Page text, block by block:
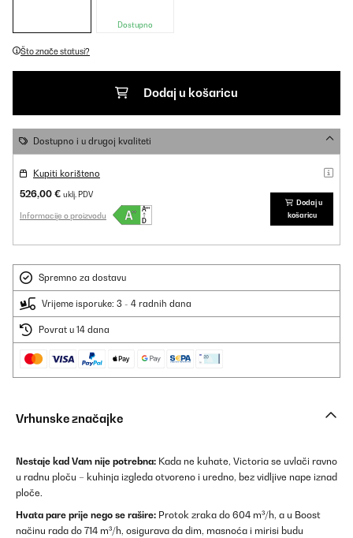
Dostupno
Što znače statusi?
Dodaj u košaricu
Dostupno i u drugoj kvaliteti
Kupiti korišteno
526,00 € uklj. PDV
Informacije o proizvodu
Dodaj u
košaricu
Spremno za dostavu
Vrijeme isporuke: 3 - 4 radnih dana
Povrat u 14 dana
Vrhunske značajke
Nestaje kad Vam nije potrebna: Kada ne kuhate, Victoria se uvlači ravno
u radnu ploču – kuhinja izgleda otvoreno i uredno, bez vidljive nape iznad
ploče.
Hvata pare prije nego se rašire: Protok zraka do 604 m³/h, a u Boost
načinu rada do 714 m³/h, osigurava da dim, masnoća i mirisi budu